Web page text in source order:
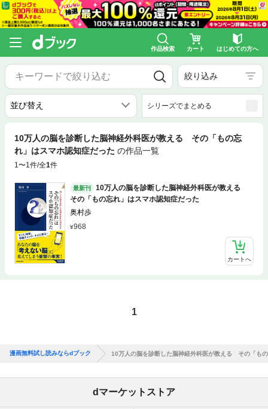
作品検索 カート はじめての方へ
絞り込み
シリーズでまとめる
10万人の脳を診断した脳神経外科医が教える その「もの忘
れ」はスマホ認知症だった の作品一覧
1〜1件/全1件
最新刊
10万人の脳を診断した脳神経外科医が教える
その「もの忘れ」はスマホ認知症だった
奥村歩
968
カートへ
1
漫画無料試し読みならdブック 10万人の脳を診断した脳神経外科医が教える その「も
dマーケットストア